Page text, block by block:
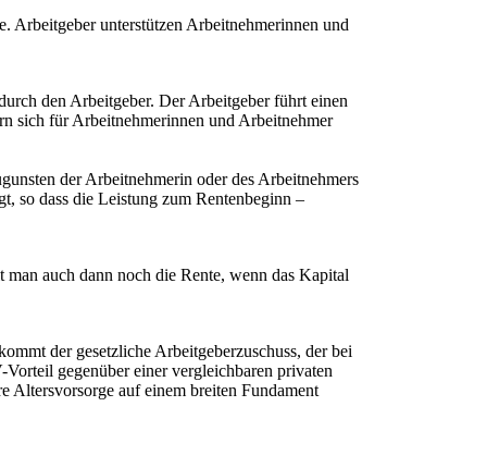
Arbeitgeber unterstützen Arbeitnehmerinnen und
den Arbeitgeber. Der Arbeitgeber führt einen
sich für Arbeitnehmerinnen und Arbeitnehmer
der Arbeitnehmerin oder des Arbeitnehmers
so dass die Leistung zum Rentenbeginn –
auch dann noch die Rente, wenn das Kapital
der gesetzliche Arbeitgeberzuschuss, der bei
gegenüber einer vergleichbaren privaten
Altersvorsorge auf einem breiten Fundament